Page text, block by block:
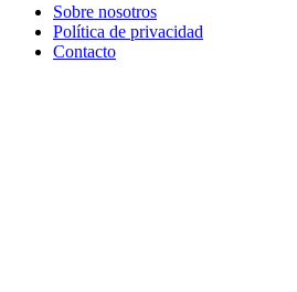
Sobre nosotros
Política de privacidad
Contacto